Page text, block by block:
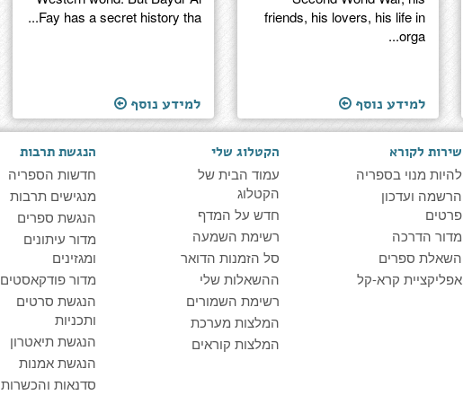
friends, his lovers, his life in
orga...
למידע נוסף
Fay has a secret history tha...
למידע נוסף
שירות לקורא
להיות מנוי בספריה
הרשמה ועדכון
פרטים
מדור הדרכה
השאלת ספרים
אפליקציית קרא-קל
הקטלוג שלי
עמוד הבית של
הקטלוג
חדש על המדף
רשימת השמעה
סל הזמנות הדואר
ההשאלות שלי
רשימת השמורים
המלצות מערכת
המלצות קוראים
הנגשת תרבות
חדשות הספריה
מנגישים תרבות
הנגשת ספרים
מדור עיתונים
ומגזינים
מדור פודקאסטים
הנגשת סרטים
ותכניות
הנגשת תיאטרון
הנגשת אמנות
סדנאות והכשרות